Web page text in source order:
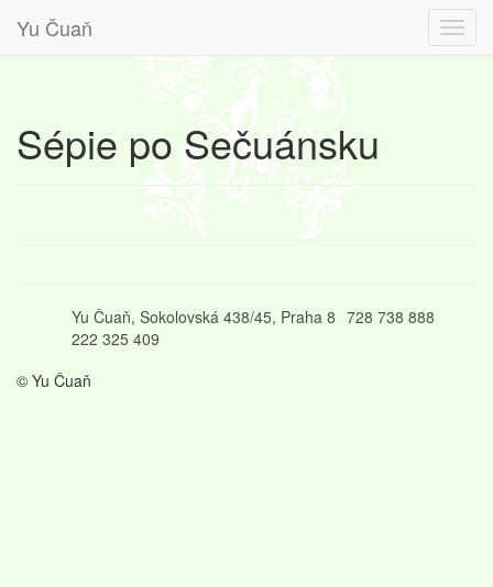
Yu Čuaň
Sépie po Sečuánsku
Yu Čuaň, Sokolovská 438/45, Praha 8 728 738 888
222 325 409
© Yu Čuaň